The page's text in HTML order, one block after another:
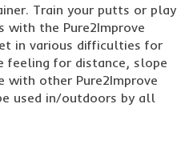
Train your putts or play
with the Pure2Improve
in various difficulties for
feeling for distance, slope
with other Pure2Improve
used in/outdoors by all